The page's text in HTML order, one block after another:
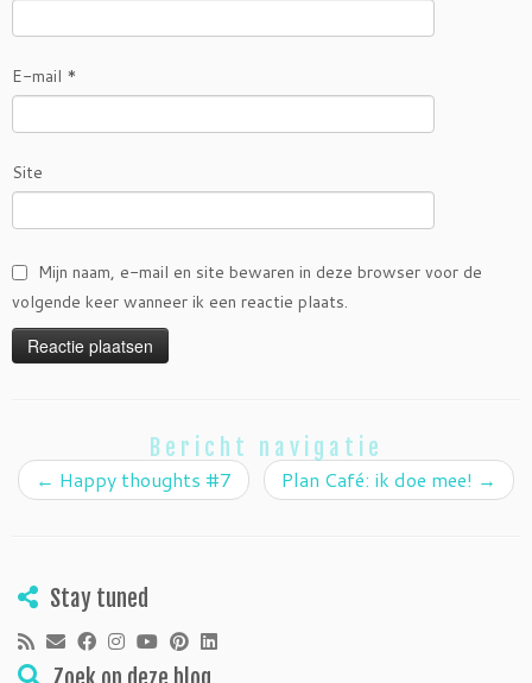
E-mail *
Site
Mijn naam, e-mail en site bewaren in deze browser voor de
volgende keer wanneer ik een reactie plaats.
Bericht navigatie
← Happy thoughts #7 Plan Café: ik doe mee! →
Stay tuned